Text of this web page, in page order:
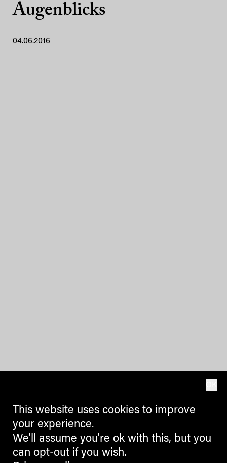
Augenblicks
04.06.2016
This website uses cookies to improve
your experience.
We'll assume you're ok with this, but you
can opt-out if you wish.